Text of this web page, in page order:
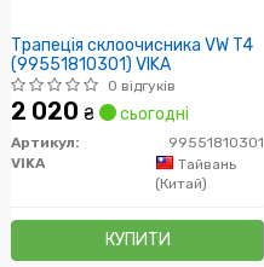
Трапеція склоочисника VW T4
(99551810301) VIKA
0 відгуків
2 020 ₴ сьогодні
Артикул:
99551810301
VIKA
Тайвань
(Китай)
КУПИТИ